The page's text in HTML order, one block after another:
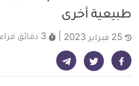
طبيعية أخرى
3 دقائق
شارك على فيسبوك - ديلي ميديكال انفو شارك على تويتر - ديلي ميديكال انفو شارك على تيليجرام - ديلي ميديكال انفو